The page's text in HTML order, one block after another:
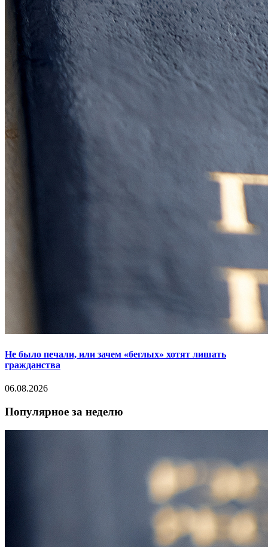
Не было печали, или зачем «беглых» хотят лишать
гражданства
06.08.2026
Популярное за неделю